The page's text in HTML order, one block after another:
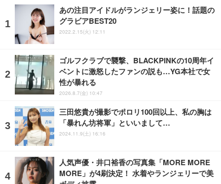
あの注目アイドルがランジェリー姿に！話題の
グラビアBEST20
2022.2.15(火) 12:11
ゴルフクラブで襲撃、BLACKPINKの10周年イ
ベントに激怒したファンの説も…YG本社で女
性が暴れる
2026.8.7(金) 10:47
三田悠貴が撮影でポロリ100回以上、私の胸は
「暴れん坊将軍」といいまして…
2024.11.9(土) 16:16
人気声優・井口裕香の写真集「MORE MORE
MORE」が4刷決定！ 水着やランジェリーで美